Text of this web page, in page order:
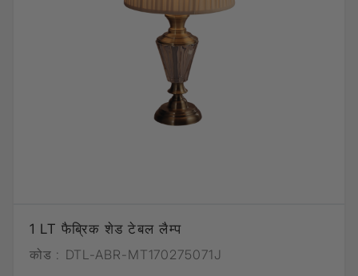
1 LT फैब्रिक शेड टेबल लैम्प
कोड : DTL-ABR-MT170275071J